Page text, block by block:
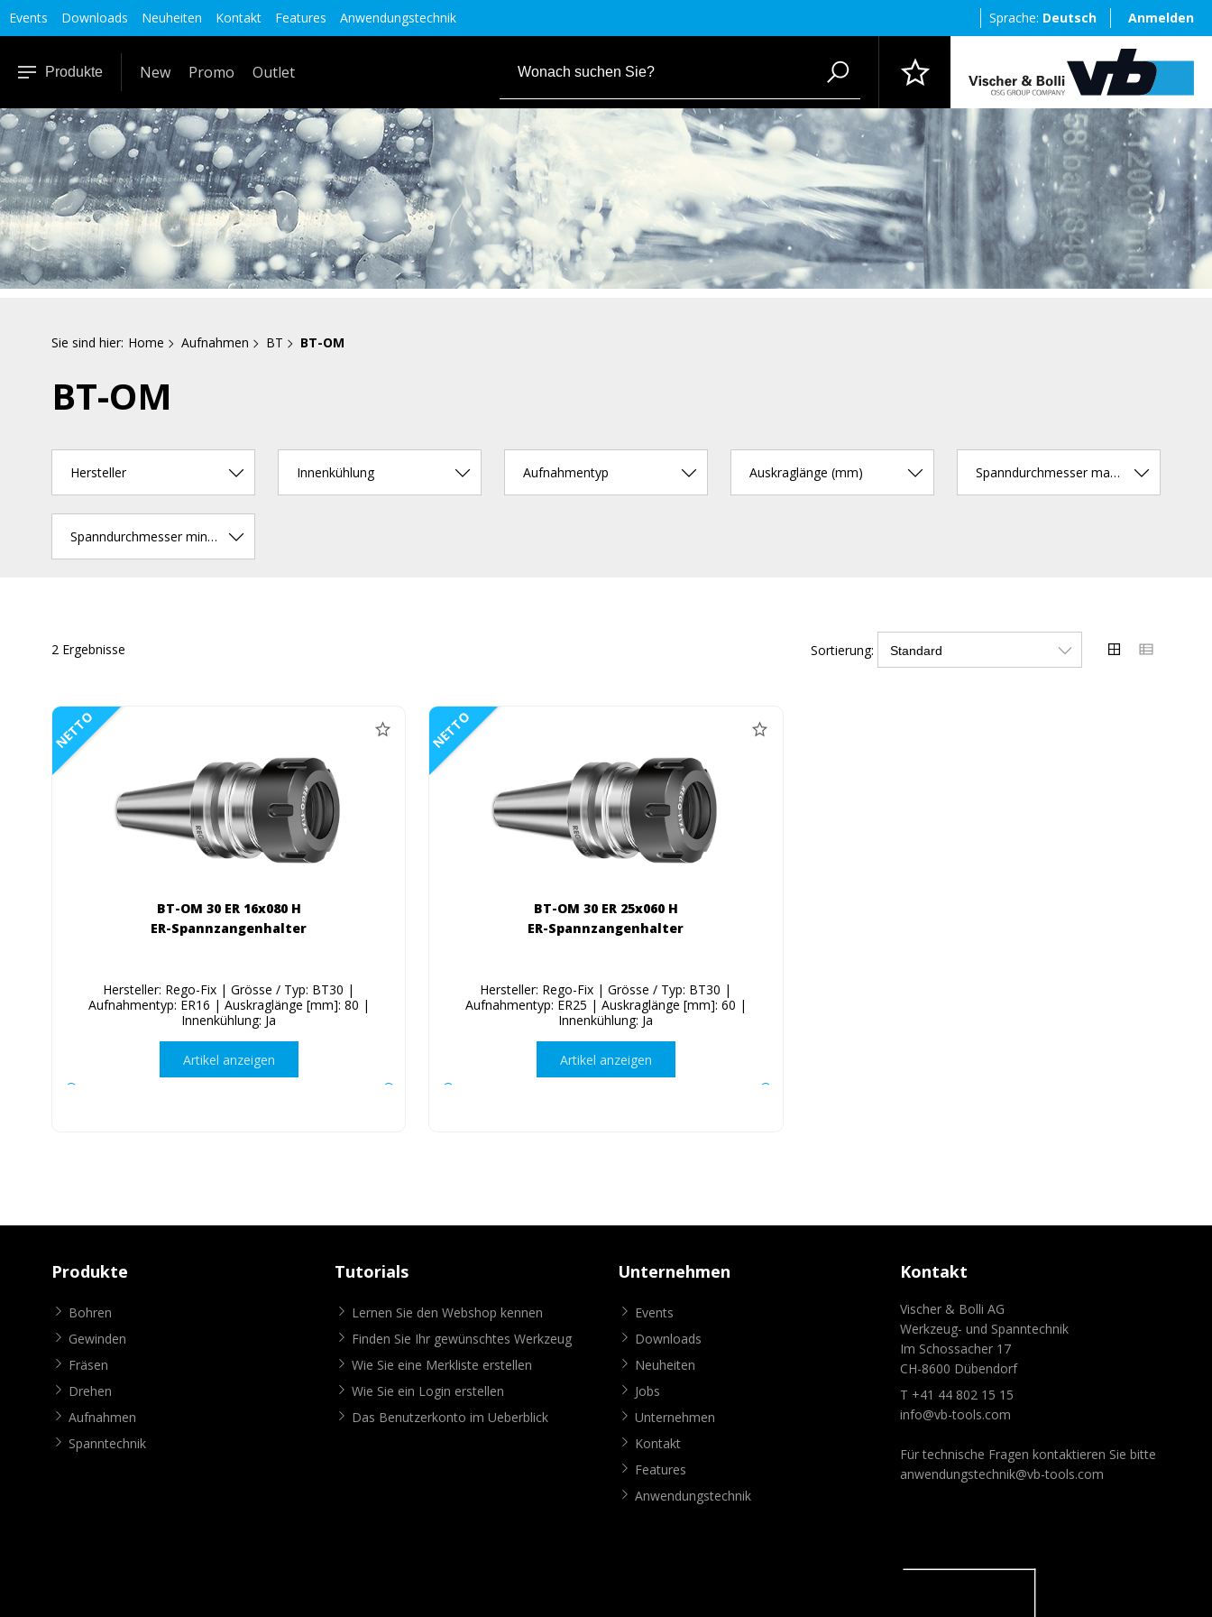
Events Downloads Neuheiten Kontakt Features Anwendungstechnik Sprache: Deutsch Anmelden
Produkte New Promo Outlet
Sie sind hier: Home Aufnahmen BT BT-OM
BT-OM
Hersteller Innenkühlung Aufnahmentyp Auskraglänge (mm) Spanndurchmesser max. (mm)
Spanndurchmesser min. (mm)
2 Ergebnisse Sortierung:
NETTO
BT-OM 30 ER 16x080 H
ER-Spannzangenhalter
Hersteller: Rego-Fix | Grösse / Typ: BT30 |
Aufnahmentyp: ER16 | Auskraglänge [mm]: 80 |
Innenkühlung: Ja
Artikel anzeigen
NETTO
BT-OM 30 ER 25x060 H
ER-Spannzangenhalter
Hersteller: Rego-Fix | Grösse / Typ: BT30 |
Aufnahmentyp: ER25 | Auskraglänge [mm]: 60 |
Innenkühlung: Ja
Artikel anzeigen
Produkte
Bohren
Gewinden
Fräsen
Drehen
Aufnahmen
Spanntechnik
Tutorials
Lernen Sie den Webshop kennen
Finden Sie Ihr gewünschtes Werkzeug
Wie Sie eine Merkliste erstellen
Wie Sie ein Login erstellen
Das Benutzerkonto im Ueberblick
Unternehmen
Events
Downloads
Neuheiten
Jobs
Unternehmen
Kontakt
Features
Anwendungstechnik
Kontakt
Vischer & Bolli AG
Werkzeug- und Spanntechnik
Im Schossacher 17
CH-8600 Dübendorf
T +41 44 802 15 15
info@vb-tools.com
Für technische Fragen kontaktieren Sie bitte
anwendungstechnik@vb-tools.com